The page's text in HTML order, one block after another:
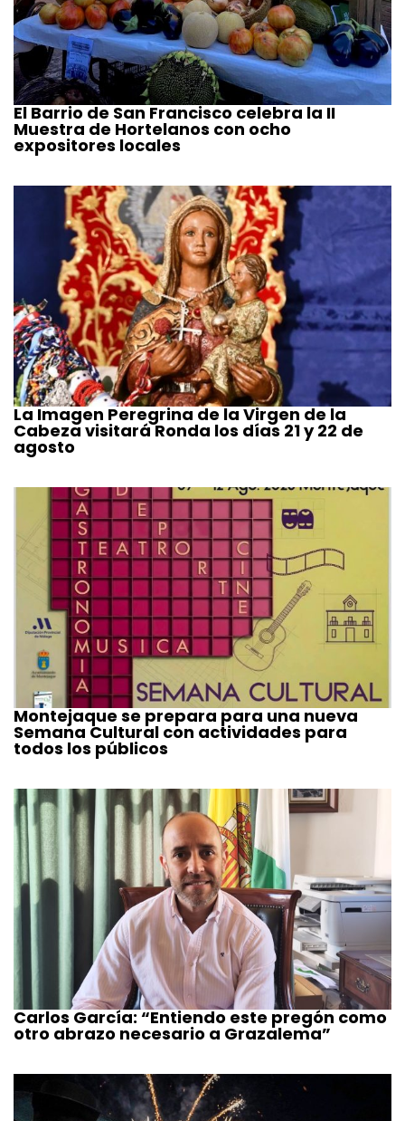
El Barrio de San Francisco celebra la II
Muestra de Hortelanos con ocho
expositores locales
La Imagen Peregrina de la Virgen de la
Cabeza visitará Ronda los días 21 y 22 de
agosto
Montejaque se prepara para una nueva
Semana Cultural con actividades para
todos los públicos
Carlos García: “Entiendo este pregón como
otro abrazo necesario a Grazalema”